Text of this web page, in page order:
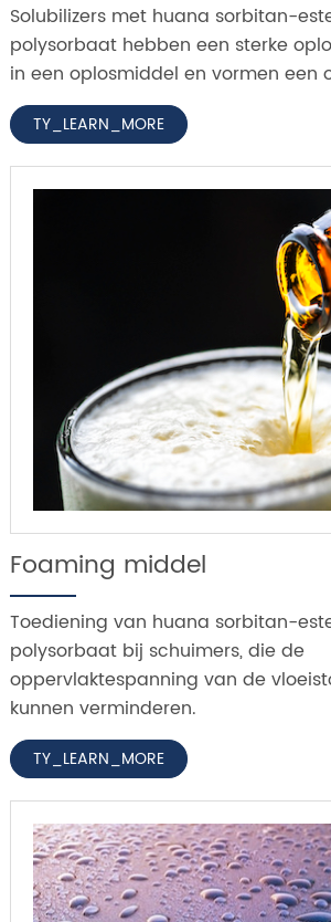
Solubilizers met huana sorbitan-
polysorbaat hebben een sterke
in een oplosmiddel en vormen een
TY_LEARN_MORE
Foaming middel
Toediening van huana sorbitan-
polysorbaat bij schuimers, die de
oppervlaktespanning van de
kunnen verminderen.
TY_LEARN_MORE